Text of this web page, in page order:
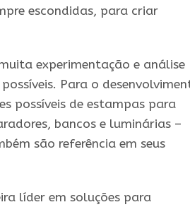
escondidas, para criar
experimentação e análise
Para o
possíveis de estampas para
bancos e luminárias –
são referência em seus
líder em soluções para